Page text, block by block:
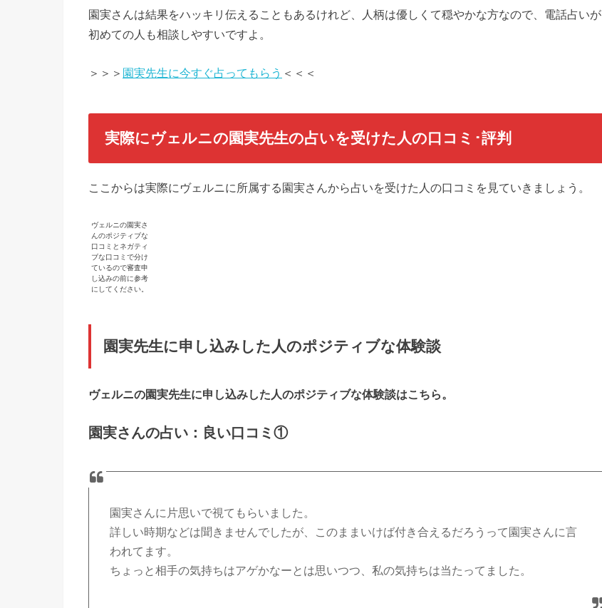
園実さんは結果をハッキリ伝えることもあるけれど、人柄は優しくて穏やかな方なので、電話占いが
初めての人も相談しやすいですよ。
＞＞＞ 園実先生に今すぐ占ってもらう ＜＜＜
実際にヴェルニの園実先生の占いを受けた人の口コミ･評判
ここからは実際にヴェルニに所属する園実さんから占いを受けた人の口コミを見ていきましょう。
ヴェルニの園実さ
んのポジティブな
口コミとネガティ
ブな口コミで分け
ているので審査申
し込みの前に参考
にしてください。
園実先生に申し込みした人のポジティブな体験談
ヴェルニの園実先生に申し込みした人のポジティブな体験談はこちら。
園実さんの占い：良い口コミ①
園実さんに片思いで視てもらいました。
詳しい時期などは聞きませんでしたが、このままいけば付き合えるだろうって園実さんに言
われてます。
ちょっと相手の気持ちはアゲかなーとは思いつつ、私の気持ちは当たってました。